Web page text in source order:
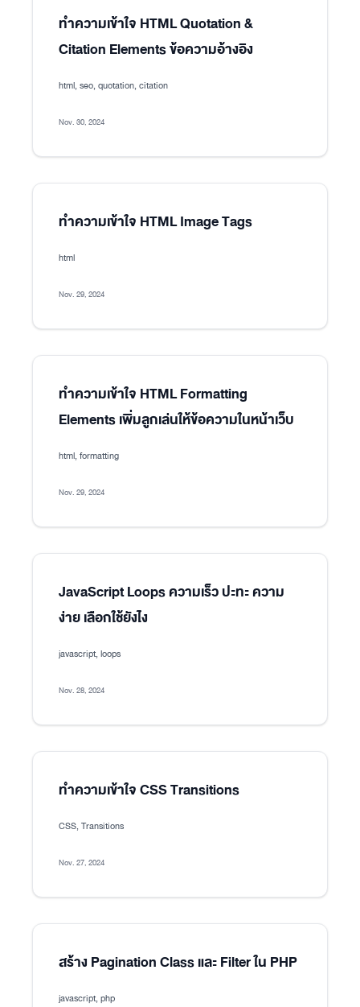
ทำความเข้าใจ HTML Quotation &
Citation Elements ข้อความอ้างอิง
html, seo, quotation, citation
Nov. 30, 2024
ทำความเข้าใจ HTML Image Tags
html
Nov. 29, 2024
ทำความเข้าใจ HTML Formatting
Elements เพิ่มลูกเล่นให้ข้อความในหน้าเว็บ
html, formatting
Nov. 29, 2024
JavaScript Loops ความเร็ว ปะทะ ความ
ง่าย เลือกใช้ยังไง
javascript, loops
Nov. 28, 2024
ทำความเข้าใจ CSS Transitions
CSS, Transitions
Nov. 27, 2024
สร้าง Pagination Class และ Filter ใน PHP
javascript, php